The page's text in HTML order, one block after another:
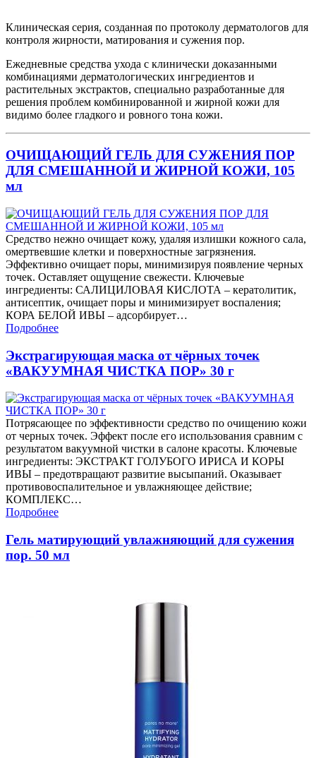
Клиническая серия, созданная по протоколу дерматологов для
контроля жирности, матирования и сужения пор.
Ежедневные средства ухода с клинически доказанными
комбинациями дерматологических ингредиентов и
растительных экстрактов, специально разработанные для
решения проблем комбинированной и жирной кожи для
видимо более гладкого и ровного тона кожи.
ОЧИЩАЮЩИЙ ГЕЛЬ ДЛЯ СУЖЕНИЯ ПОР
ДЛЯ СМЕШАННОЙ И ЖИРНОЙ КОЖИ, 105
мл
Средство нежно очищает кожу, удаляя излишки кожного сала,
омертвевшие клетки и поверхностные загрязнения.
Эффективно очищает поры, минимизируя появление черных
точек. Оставляет ощущение свежести. Ключевые
ингредиенты: САЛИЦИЛОВАЯ КИСЛОТА – кератолитик,
антисептик, очищает поры и минимизирует воспаления;
КОРА БЕЛОЙ ИВЫ – адсорбирует…
Подробнее
Экстрагирующая маска от чёрных точек
«ВАКУУМНАЯ ЧИСТКА ПОР» 30 г
Потрясающее по эффективности средство по очищению кожи
от черных точек. Эффект после его использования сравним с
результатом вакуумной чистки в салоне красоты. Ключевые
ингредиенты: ЭКСТРАКТ ГОЛУБОГО ИРИСА И КОРЫ
ИВЫ – предотвращают развитие высыпаний. Оказывает
противовоспалительное и увлажняющее действие;
КОМПЛЕКС…
Подробнее
Гель матирующий увлажняющий для сужения
пор. 50 мл